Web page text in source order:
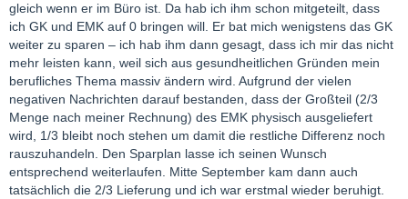
gleich wenn er im Büro ist. Da hab ich ihm schon mitgeteilt, dass
ich GK und EMK auf 0 bringen will. Er bat mich wenigstens das GK
weiter zu sparen – ich hab ihm dann gesagt, dass ich mir das nicht
mehr leisten kann, weil sich aus gesundheitlichen Gründen mein
berufliches Thema massiv ändern wird. Aufgrund der vielen
negativen Nachrichten darauf bestanden, dass der Großteil (2/3
Menge nach meiner Rechnung) des EMK physisch ausgeliefert
wird, 1/3 bleibt noch stehen um damit die restliche Differenz noch
rauszuhandeln. Den Sparplan lasse ich seinen Wunsch
entsprechend weiterlaufen. Mitte September kam dann auch
tatsächlich die 2/3 Lieferung und ich war erstmal wieder beruhigt.